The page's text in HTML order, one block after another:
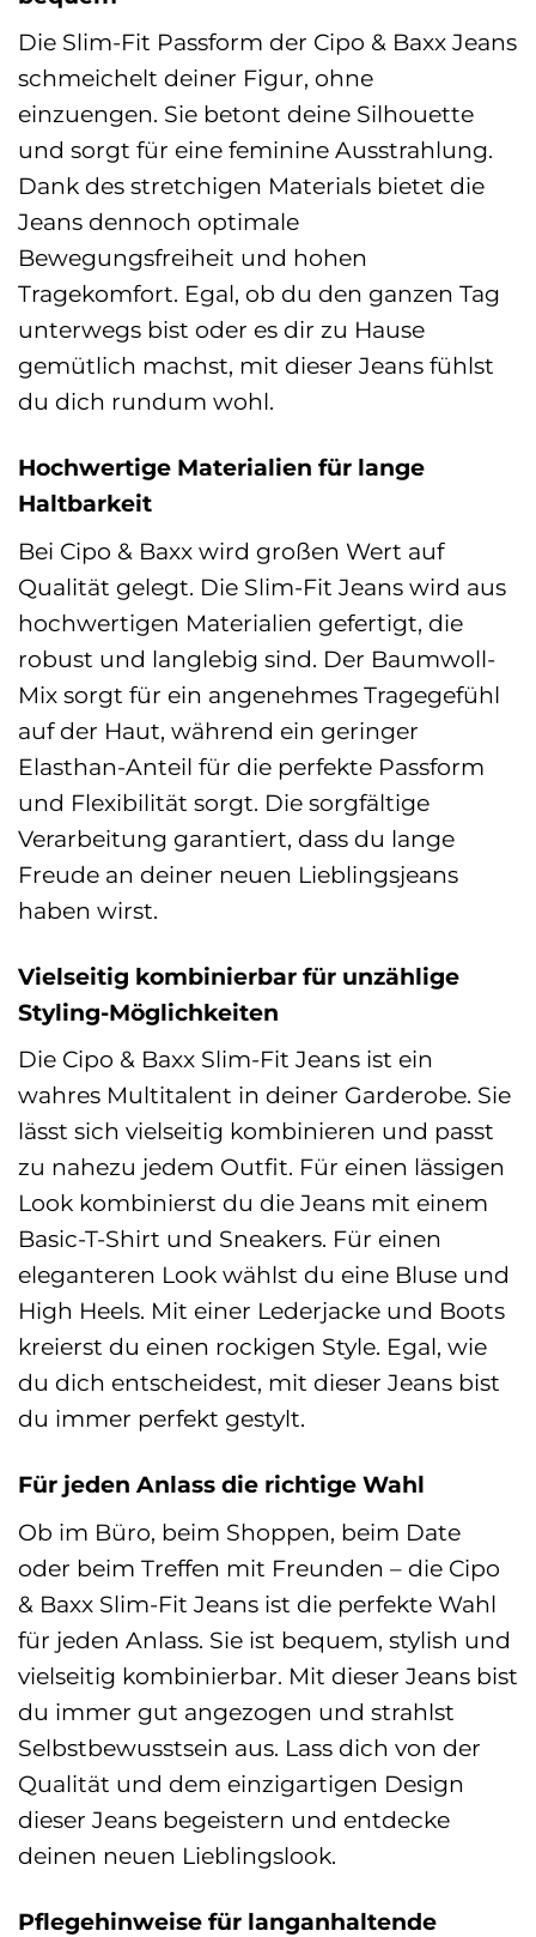
Die Slim-Fit Passform der Cipo & Baxx Jeans
schmeichelt deiner Figur, ohne
einzuengen. Sie betont deine Silhouette
und sorgt für eine feminine Ausstrahlung.
Dank des stretchigen Materials bietet die
Jeans dennoch optimale
Bewegungsfreiheit und hohen
Tragekomfort. Egal, ob du den ganzen Tag
unterwegs bist oder es dir zu Hause
gemütlich machst, mit dieser Jeans fühlst
du dich rundum wohl.
Hochwertige Materialien für lange
Haltbarkeit
Bei Cipo & Baxx wird großen Wert auf
Qualität gelegt. Die Slim-Fit Jeans wird aus
hochwertigen Materialien gefertigt, die
robust und langlebig sind. Der Baumwoll-
Mix sorgt für ein angenehmes Tragegefühl
auf der Haut, während ein geringer
Elasthan-Anteil für die perfekte Passform
und Flexibilität sorgt. Die sorgfältige
Verarbeitung garantiert, dass du lange
Freude an deiner neuen Lieblingsjeans
haben wirst.
Vielseitig kombinierbar für unzählige
Styling-Möglichkeiten
Die Cipo & Baxx Slim-Fit Jeans ist ein
wahres Multitalent in deiner Garderobe. Sie
lässt sich vielseitig kombinieren und passt
zu nahezu jedem Outfit. Für einen lässigen
Look kombinierst du die Jeans mit einem
Basic-T-Shirt und Sneakers. Für einen
eleganteren Look wählst du eine Bluse und
High Heels. Mit einer Lederjacke und Boots
kreierst du einen rockigen Style. Egal, wie
du dich entscheidest, mit dieser Jeans bist
du immer perfekt gestylt.
Für jeden Anlass die richtige Wahl
Ob im Büro, beim Shoppen, beim Date
oder beim Treffen mit Freunden – die Cipo
& Baxx Slim-Fit Jeans ist die perfekte Wahl
für jeden Anlass. Sie ist bequem, stylish und
vielseitig kombinierbar. Mit dieser Jeans bist
du immer gut angezogen und strahlst
Selbstbewusstsein aus. Lass dich von der
Qualität und dem einzigartigen Design
dieser Jeans begeistern und entdecke
deinen neuen Lieblingslook.
Pflegehinweise für langanhaltende